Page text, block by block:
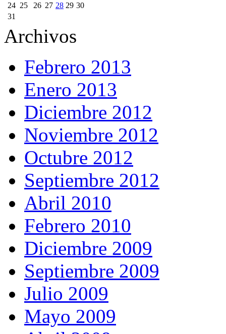
24 25 26 27 28 29 30
31
Archivos
Febrero 2013
Enero 2013
Diciembre 2012
Noviembre 2012
Octubre 2012
Septiembre 2012
Abril 2010
Febrero 2010
Diciembre 2009
Septiembre 2009
Julio 2009
Mayo 2009